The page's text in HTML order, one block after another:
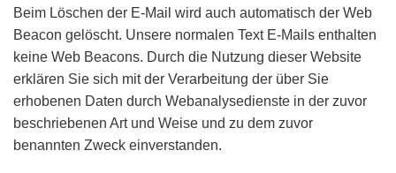
Beim Löschen der E-Mail wird auch automatisch der Web
Beacon gelöscht. Unsere normalen Text E-Mails enthalten
keine Web Beacons. Durch die Nutzung dieser Website
erklären Sie sich mit der Verarbeitung der über Sie
erhobenen Daten durch Webanalysedienste in der zuvor
beschriebenen Art und Weise und zu dem zuvor
benannten Zweck einverstanden.